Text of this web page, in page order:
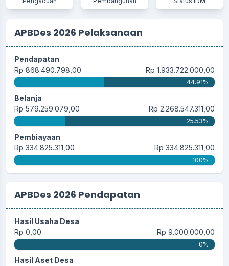
APBDes 2026 Pelaksanaan
Pendapatan
Rp 868.490.798,00
Rp 1.933.722.000,00
44.91%
Belanja
Rp 579.259.079,00
Rp 2.268.547.311,00
25.53%
Pembiayaan
Rp 334.825.311,00
Rp 334.825.311,00
100%
APBDes 2026 Pendapatan
Hasil Usaha Desa
Rp 0,00
Rp 9.000.000,00
0%
Hasil Aset Desa